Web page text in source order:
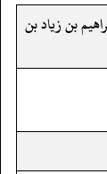
بن زياد بن